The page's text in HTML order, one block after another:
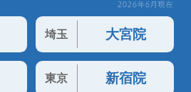
埼玉 大宮院
東京 新宿院